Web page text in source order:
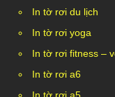
In tờ rơi du lịch
In tờ rơi yoga
In tờ rơi fitness –
In tờ rơi a6